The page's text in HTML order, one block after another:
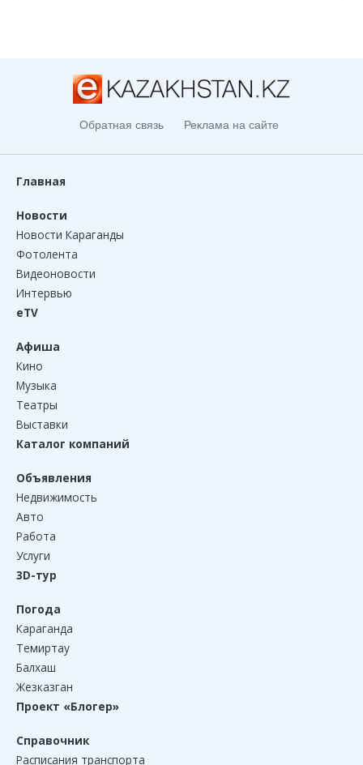
Обратная связь Реклама на сайте
Главная
Новости
Новости Караганды
Фотолента
Видеоновости
Интервью
eTV
Афиша
Кино
Музыка
Театры
Выставки
Каталог компаний
Объявления
Недвижимость
Авто
Работа
Услуги
3D-тур
Погода
Караганда
Темиртау
Балхаш
Жезказган
Проект «Блогер»
Справочник
Расписания транспорта